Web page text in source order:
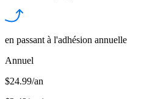
en passant à l'adhésion annuelle
Annuel
$24.99/an